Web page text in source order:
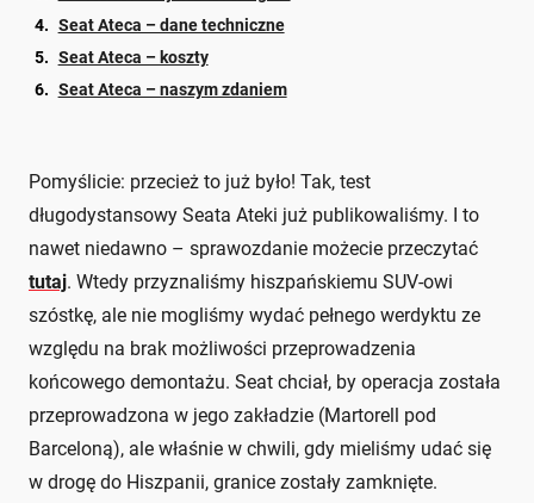
Seat Ateca – dane techniczne
Seat Ateca – koszty
Seat Ateca – naszym zdaniem
Pomyślicie: przecież to już było! Tak, test
długodystansowy Seata Ateki już publikowaliśmy. I to
nawet niedawno – sprawozdanie możecie przeczytać
tutaj. Wtedy przyznaliśmy hiszpańskiemu SUV-owi
szóstkę, ale nie mogliśmy wydać pełnego werdyktu ze
względu na brak możliwości przeprowadzenia
końcowego demontażu. Seat chciał, by operacja została
przeprowadzona w jego zakładzie (Martorell pod
Barceloną), ale właśnie w chwili, gdy mieliśmy udać się
w drogę do Hiszpanii, granice zostały zamknięte.